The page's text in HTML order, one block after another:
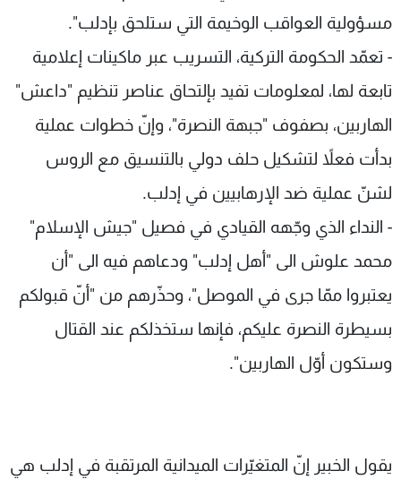
مسؤولية العواقب الوخيمة التي ستلحق بإدلب".
- تعمّد الحكومة التركية، التسريب عبر ماكينات إعلامية
تابعة لها، لمعلومات تفيد بإلتحاق عناصر تنظيم "داعش"
الهاربين، بصفوف "جبهة النصرة"، وإنّ خطوات عملية
بدأت فعلاً لتشكيل حلف دولي بالتنسيق مع الروس
لشنّ عملية ضد الإرهابيين في إدلب.
- النداء الذي وجّهه القيادي في فصيل "جيش الإسلام"
محمد علوش الى "أهل إدلب" ودعاهم فيه الى "أن
يعتبروا ممّا جرى في الموصل"، وحذّرهم من "أنّ قبولكم
بسيطرة النصرة عليكم، فإنها ستخذلكم عند القتال
وستكون أوّل الهاربين".
يقول الخبير إنّ المتغيّرات الميدانية المرتقبة في إدلب هي